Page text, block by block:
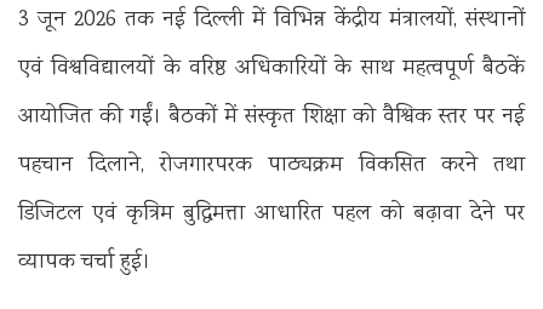
3 जून 2026 तक नई दिल्ली में विभिन्न केंद्रीय मंत्रालयों, संस्थानों
एवं विश्वविद्यालयों के वरिष्ठ अधिकारियों के साथ महत्वपूर्ण बैठकें
आयोजित की गईं। बैठकों में संस्कृत शिक्षा को वैश्विक स्तर पर नई
पहचान दिलाने, रोजगारपरक पाठ्यक्रम विकसित करने तथा
डिजिटल एवं कृत्रिम बुद्धिमत्ता आधारित पहल को बढ़ावा देने पर
व्यापक चर्चा हुई।